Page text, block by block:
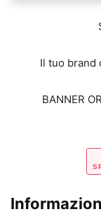
Il tuo
BANNER